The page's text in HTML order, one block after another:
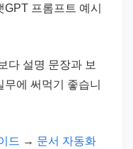
프롬프트 예시
다 설명 문장과 보
에 써먹기 좋습니
드 → 문서 자동화